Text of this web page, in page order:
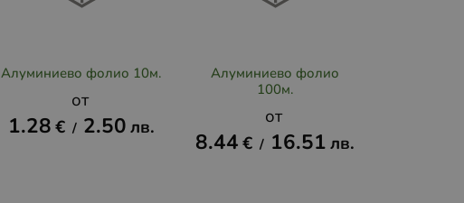
Алуминиево фолио 10м.
1.28 € / 2.50 лв.
Алуминиево фолио
100м.
8.44€ / 16.51лв.